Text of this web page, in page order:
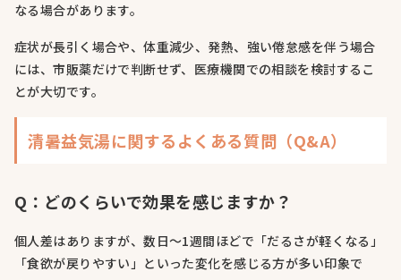
なる場合があります。
症状が長引く場合や、体重減少、発熱、強い倦怠感を伴う場合
には、市販薬だけで判断せず、医療機関での相談を検討するこ
とが大切です。
清暑益気湯に関するよくある質問（Q&A）
Q：どのくらいで効果を感じますか？
個人差はありますが、数日〜1週間ほどで「だるさが軽くなる」
「食欲が戻りやすい」といった変化を感じる方が多い印象で